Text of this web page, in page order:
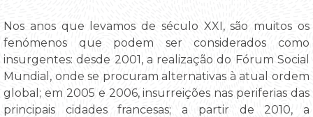
Nos anos que levamos de século XXI, são muitos os
fenómenos que podem ser considerados como
insurgentes: desde 2001, a realização do Fórum Social
Mundial, onde se procuram alternativas à atual ordem
global; em 2005 e 2006, insurreições nas periferias das
principais cidades francesas; a partir de 2010, a